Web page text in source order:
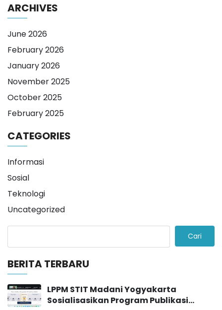
ARCHIVES
June 2026
February 2026
January 2026
November 2025
October 2025
February 2025
CATEGORIES
Informasi
Sosial
Teknologi
Uncategorized
Cari
BERITA TERBARU
LPPM STIT Madani Yogyakarta
Sosialisasikan Program Publikasi